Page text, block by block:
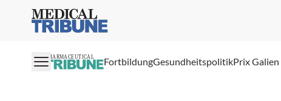
Medical Tribune
PHARMACEUTICAL FortbildungGesundheitspolitikPrix Galien